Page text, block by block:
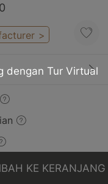
>
KE KERANJANG
dengan Tur Virtual